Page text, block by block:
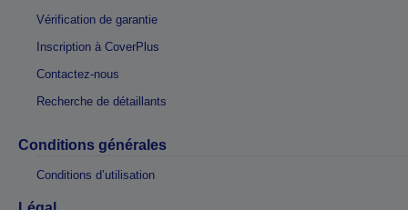
Vérification de garantie
Inscription à CoverPlus
Contactez-nous
Recherche de détaillants
Conditions générales
Conditions d’utilisation